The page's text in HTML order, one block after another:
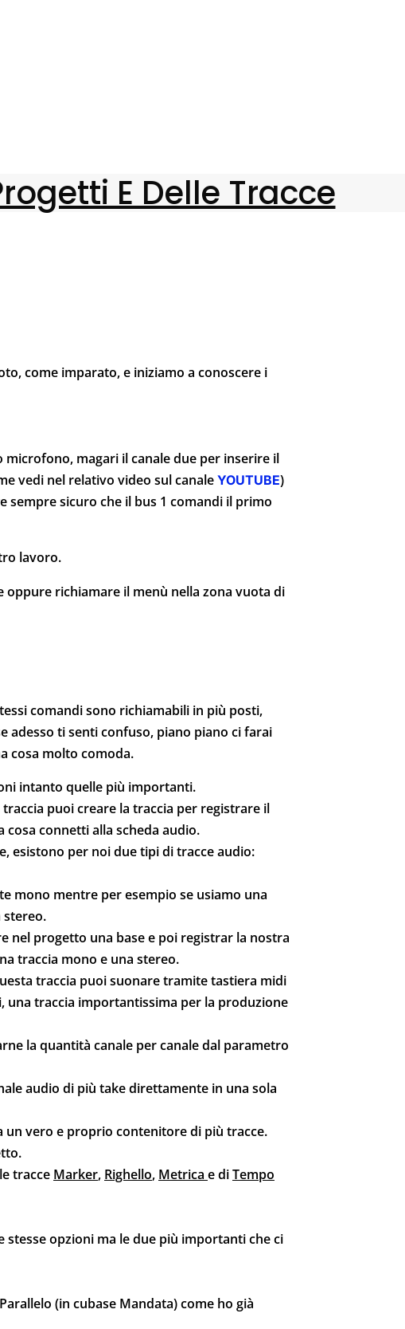
E Delle Tracce
come imparato, e iniziamo a conoscere i
magari il canale due per inserire il
vedi nel relativo video sul canale YOUTUBE)
sempre sicuro che il bus 1 comandi il primo
lavoro.
richiamare il menù nella zona vuota di
comandi sono richiamabili in più posti,
adesso ti senti confuso, piano piano ci farai
cosa molto comoda.
intanto quelle più importanti.
traccia puoi creare la traccia per registrare il
connetti alla scheda audio.
esistono per noi due tipi di tracce audio:
mono mentre per esempio se usiamo una
stereo.
nel progetto una base e poi registrar la nostra
traccia mono e una stereo.
traccia puoi suonare tramite tastiera midi
una traccia importantissima per la produzione
la quantità canale per canale dal parametro
audio di più take direttamente in una sola
un vero e proprio contenitore di più tracce.
tracce Marker, Righello, Metrica e diTempo
stesse opzioni ma le due più importanti che ci
(in cubase Mandata) come ho già